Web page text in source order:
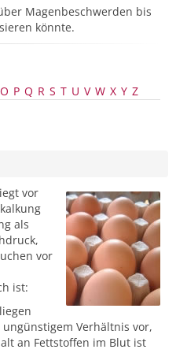
Magenbeschwerden bis
könnte.
O P Q R S T U V W X Y Z
vor
als
vor
ist:
Verhältnis vor,
an Fettstoffen im Blut ist